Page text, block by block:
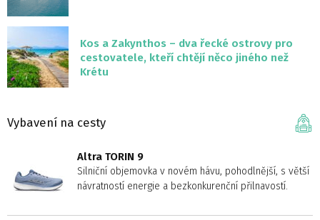
Kos a Zakynthos – dva řecké ostrovy pro
cestovatele, kteří chtějí něco jiného než
Krétu
Vybavení na cesty
Altra TORIN 9
Silniční objemovka v novém hávu, pohodlnější, s větší
návratností energie a bezkonkurenční přilnavostí.